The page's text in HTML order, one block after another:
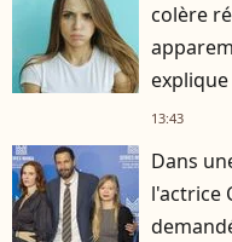
colère
13:43
Dans
l'actrice